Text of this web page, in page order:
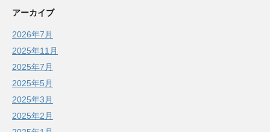
アーカイブ
2026年7月
2025年11月
2025年7月
2025年5月
2025年3月
2025年2月